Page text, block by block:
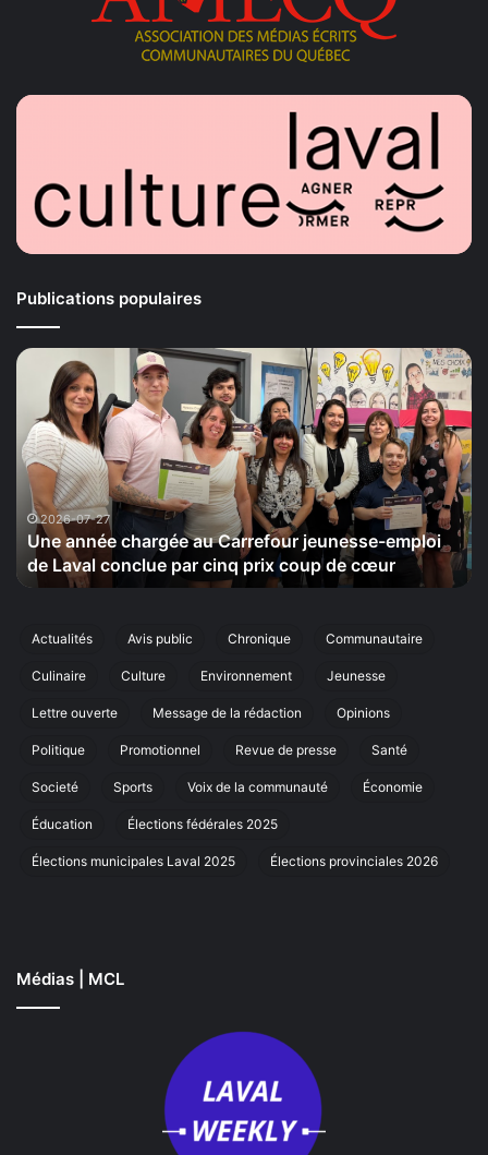
Publications populaires
chargée au Carrefour jeunesse-emploi
par cinq prix coup de cœur
La
Maison
de
la
Sérénité
tiendra
le
20
septembre
sa
cinquième
de
marche
à
Laval
2026-07-24
La Maison
cinquième
Actualités Avis public Chronique Communautaire
Culinaire Culture Environnement Jeunesse
Lettre ouverte Message de la rédaction Opinions
Politique Promotionnel Revue de presse Santé
Societé Sports Voix de la communauté Économie
Éducation Élections fédérales 2025
Élections municipales Laval 2025 Élections provinciales 2026
Médias | MCL